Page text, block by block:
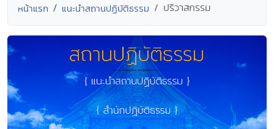
หน้าแรก แนะนำสถานปฏิบัติธรรม ปริวาสกรรม